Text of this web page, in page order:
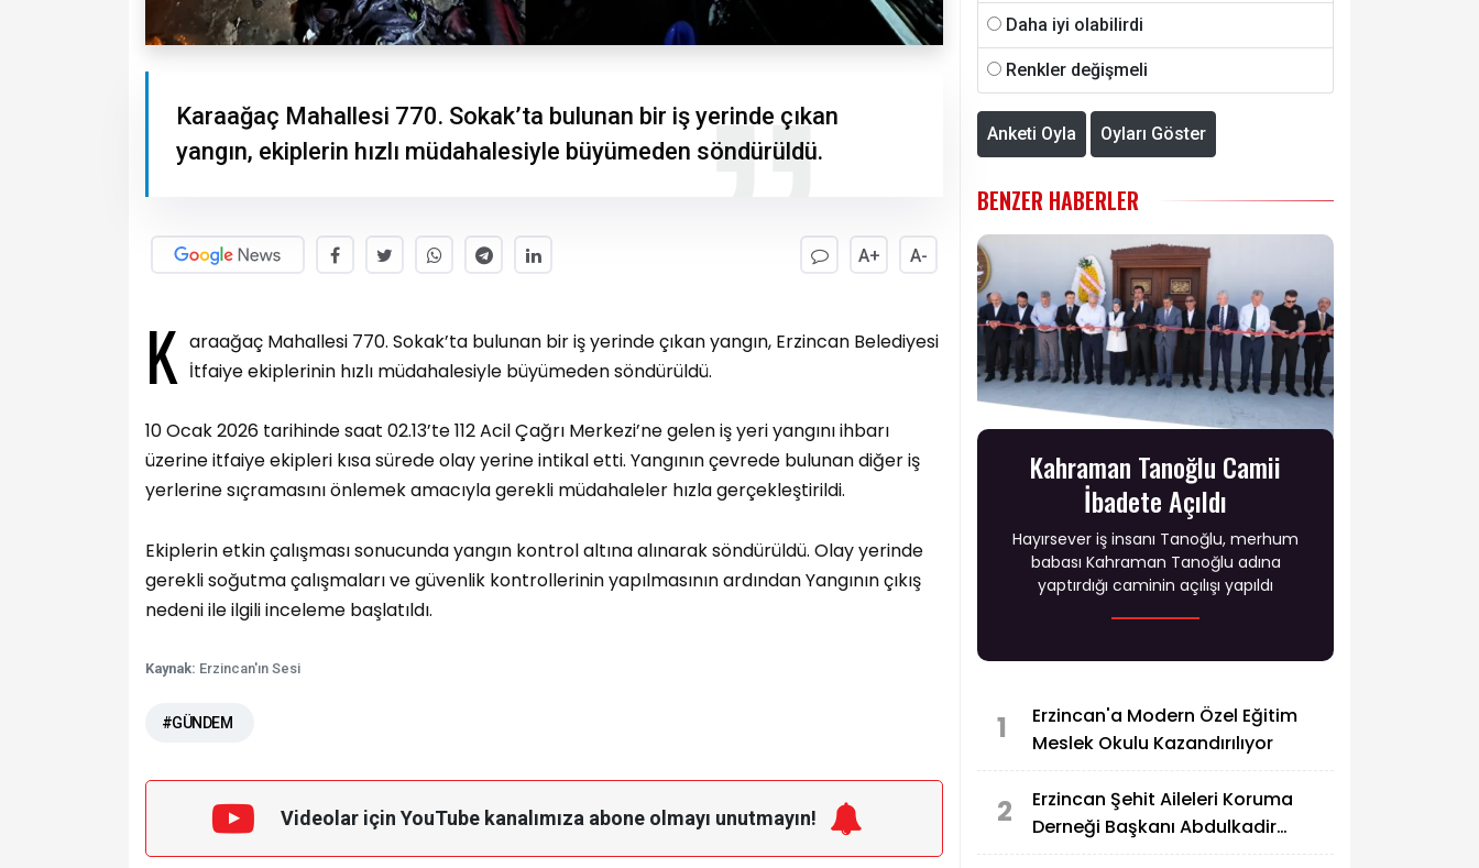
Karaağaç Mahallesi 770. Sokak’ta bulunan bir iş yerinde çıkan
yangın, ekiplerin hızlı müdahalesiyle büyümeden söndürüldü.
A+ A-
K araağaç Mahallesi 770. Sokak’ta bulunan bir iş yerinde çıkan yangın, Erzincan Belediyesi
İtfaiye ekiplerinin hızlı müdahalesiyle büyümeden söndürüldü.
10 Ocak 2026 tarihinde saat 02.13’te 112 Acil Çağrı Merkezi’ne gelen iş yeri yangını ihbarı
üzerine itfaiye ekipleri kısa sürede olay yerine intikal etti. Yangının çevrede bulunan diğer iş
yerlerine sıçramasını önlemek amacıyla gerekli müdahaleler hızla gerçekleştirildi.
Ekiplerin etkin çalışması sonucunda yangın kontrol altına alınarak söndürüldü. Olay yerinde
gerekli soğutma çalışmaları ve güvenlik kontrollerinin yapılmasının ardından Yangının çıkış
nedeni ile ilgili inceleme başlatıldı.
Kaynak: Erzincan'ın Sesi
#GÜNDEM
Videolar için YouTube kanalımıza abone olmayı unutmayın!
Daha iyi olabilirdi
Renkler değişmeli
Anketi Oyla Oyları Göster
BENZER HABERLER
Kahraman Tanoğlu Camii
İbadete Açıldı
Hayırsever iş insanı Tanoğlu, merhum
babası Kahraman Tanoğlu adına
yaptırdığı caminin açılışı yapıldı
1
Erzincan'a Modern Özel Eğitim
Meslek Okulu Kazandırılıyor
2
Erzincan Şehit Aileleri Koruma
Derneği Başkanı Abdulkadir